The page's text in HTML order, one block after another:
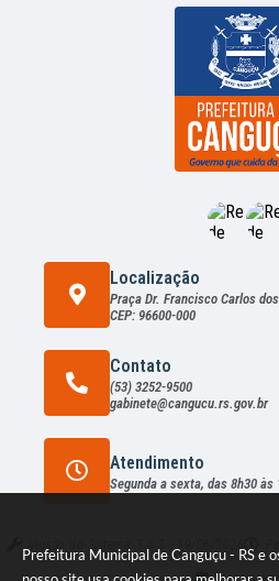
Prefeitura Municipal de Canguçu - RS e
Localização
Praça Dr. Francisco Carlos
CEP: 96600-000
Contato
(53) 3252-9500
gabinete@cangucu.rs.gov.br
Atendimento
Segunda a sexta, das 8h30 às